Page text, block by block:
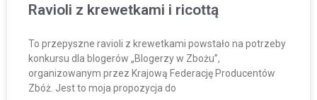
Ravioli z krewetkami i ricottą
To przepyszne ravioli z krewetkami powstało na potrzeby
konkursu dla blogerów „Blogerzy w Zbożu”,
organizowanym przez Krajową Federację Producentów
Zbóż. Jest to moja propozycja do